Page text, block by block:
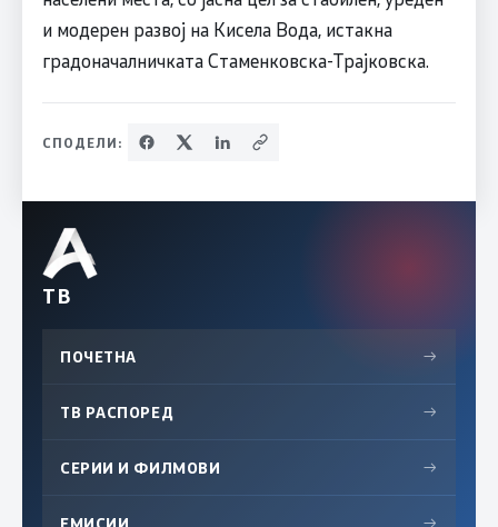
и модерен развој на Кисела Вода, истакна
градоначалничката Стаменковска-Трајковска.
СПОДЕЛИ:
ТВ
ПОЧЕТНА →
ТВ РАСПОРЕД →
СЕРИИ И ФИЛМОВИ →